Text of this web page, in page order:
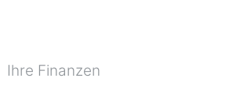
Ihre Finanzen